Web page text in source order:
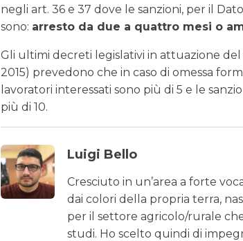
negli art. 36 e 37 dove le sanzioni, per il
sono: arresto da due a quattro mesi o
Gli ultimi decreti legislativi in attuazione del
2015) prevedono che in caso di omessa
lavoratori interessati sono più di 5 e le
più di 10.
Luigi Bello
Cresciuto in un’area a forte
dai colori della propria terra,
per il settore agricolo/rurale
studi. Ho scelto quindi di